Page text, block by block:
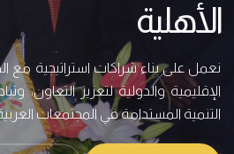
الأهلية
نعمل على بناء شراكات استراتيجية مع
الإقليمية والدولية لتعزيز التعاون،
التنمية المستدامة في المجتمعات